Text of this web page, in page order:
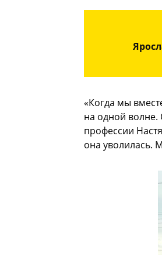
«Когда мы
на одной волне.
профессии
она уволилась.